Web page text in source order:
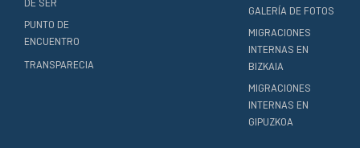
DE SER
PUNTO DE
ENCUENTRO
TRANSPARECIA
GALERÍA DE FOTOS
MIGRACIONES
INTERNAS EN
BIZKAIA
MIGRACIONES
INTERNAS EN
GIPUZKOA